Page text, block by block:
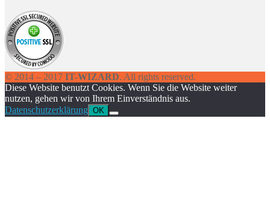
© 2014 – 2017 IT-WIZARD. All rights reserved.
Diese Website benutzt Cookies. Wenn Sie die Website weiter
nutzen, gehen wir von Ihrem Einverständnis aus.
Datenschutzerklärung OK